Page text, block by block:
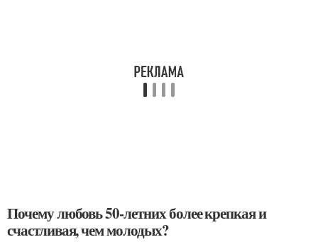
Почему любовь 50-летних более крепкая и
счастливая, чем молодых?